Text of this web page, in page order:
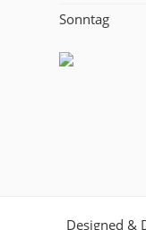
Sonntag
Designed &